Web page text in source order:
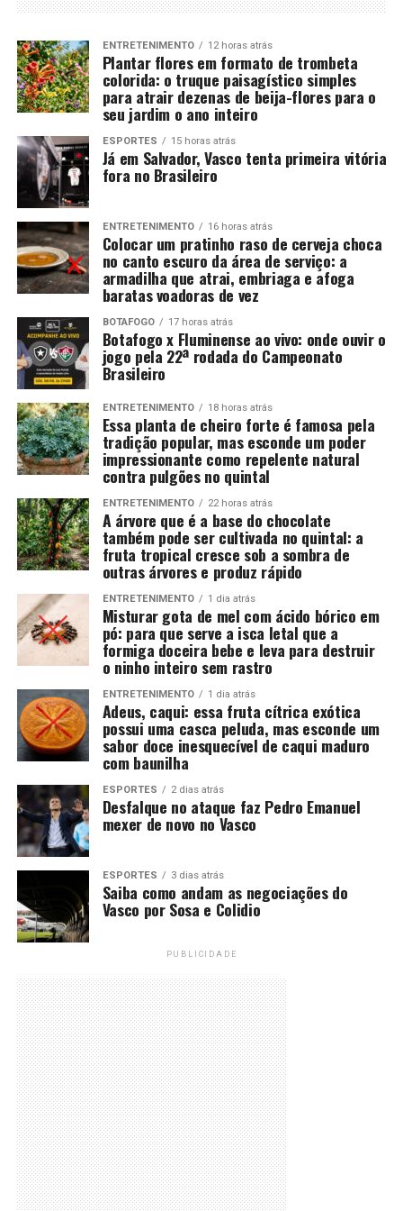
ENTRETENIMENTO 12 horas atrás
Plantar flores em formato de trombeta
colorida: o truque paisagístico simples
para atrair dezenas de beija-flores para o
seu jardim o ano inteiro
ESPORTES 15 horas atrás
Já em Salvador, Vasco tenta primeira vitória
fora no Brasileiro
ENTRETENIMENTO 16 horas atrás
Colocar um pratinho raso de cerveja choca
no canto escuro da área de serviço: a
armadilha que atrai, embriaga e afoga
baratas voadoras de vez
BOTAFOGO 17 horas atrás
Botafogo x Fluminense ao vivo: onde ouvir o
jogo pela 22ª rodada do Campeonato
Brasileiro
ENTRETENIMENTO 18 horas atrás
Essa planta de cheiro forte é famosa pela
tradição popular, mas esconde um poder
impressionante como repelente natural
contra pulgões no quintal
ENTRETENIMENTO 22 horas atrás
A árvore que é a base do chocolate
também pode ser cultivada no quintal: a
fruta tropical cresce sob a sombra de
outras árvores e produz rápido
ENTRETENIMENTO 1 dia atrás
Misturar gota de mel com ácido bórico em
pó: para que serve a isca letal que a
formiga doceira bebe e leva para destruir
o ninho inteiro sem rastro
ENTRETENIMENTO 1 dia atrás
Adeus, caqui: essa fruta cítrica exótica
possui uma casca peluda, mas esconde um
sabor doce inesquecível de caqui maduro
com baunilha
ESPORTES 2 dias atrás
Desfalque no ataque faz Pedro Emanuel
mexer de novo no Vasco
ESPORTES 3 dias atrás
Saiba como andam as negociações do
Vasco por Sosa e Colidio
PUBLICIDADE